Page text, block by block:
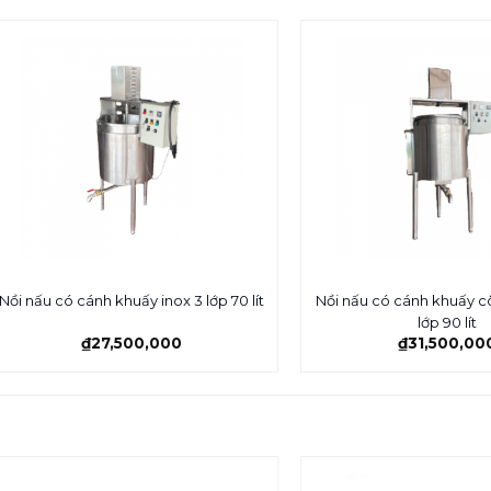
nấu có cánh khuấy inox 3 lớp 70 lít
₫27,500,000
Nồi nấu có cánh khuấy
lớp 90 lít
₫